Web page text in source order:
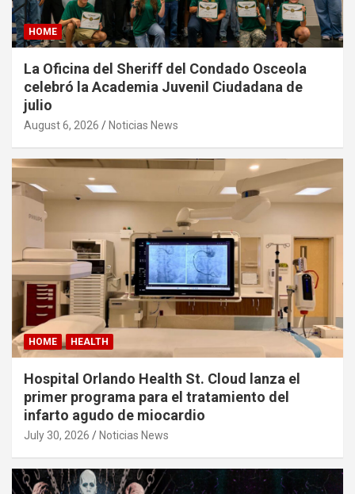
HOME
La Oficina del Sheriff del Condado Osceola
celebró la Academia Juvenil Ciudadana de
julio
August 6, 2026 Noticias News
HOME HEALTH
Hospital Orlando Health St. Cloud lanza el
primer programa para el tratamiento del
infarto agudo de miocardio
July 30, 2026 Noticias News